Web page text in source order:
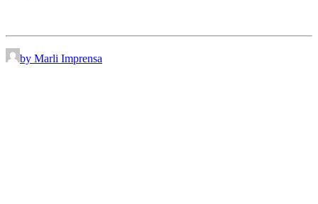
by Marli Imprensa